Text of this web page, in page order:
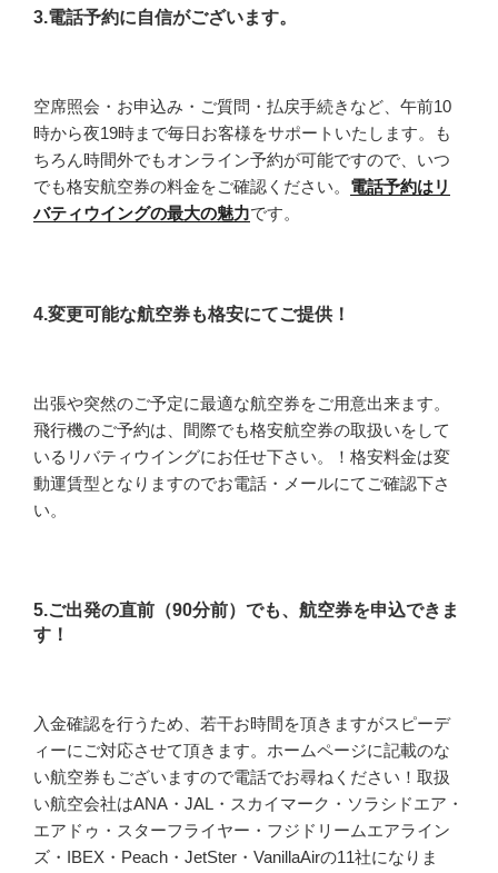
3.電話予約に自信がございます。
空席照会・お申込み・ご質問・払戻手続きなど、午前10
時から夜19時まで毎日お客様をサポートいたします。も
ちろん時間外でもオンライン予約が可能ですので、いつ
でも格安航空券の料金をご確認ください。 電話予約はリ
バティウイングの最大の魅力です。
4.変更可能な航空券も格安にてご提供！
出張や突然のご予定に最適な航空券をご用意出来ます。
飛行機のご予約は、間際でも格安航空券の取扱いをして
いるリバティウイングにお任せ下さい。！格安料金は変
動運賃型となりますのでお電話・メールにてご確認下さ
い。
5.ご出発の直前（90分前）でも、航空券を申込できま
す！
入金確認を行うため、若干お時間を頂きますがスピーデ
ィーにご対応させて頂きます。ホームページに記載のな
い航空券もございますので電話でお尋ねください！取扱
い航空会社はANA・JAL・スカイマーク・ソラシドエア・
エアドゥ・スターフライヤー・フジドリームエアライン
ズ・IBEX・Peach・JetSter・VanillaAirの11社になりま